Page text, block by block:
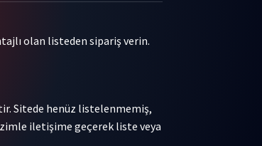
olan listeden sipariş verin.
Sitede henüz listelenmemiş,
iletişime geçerek liste veya